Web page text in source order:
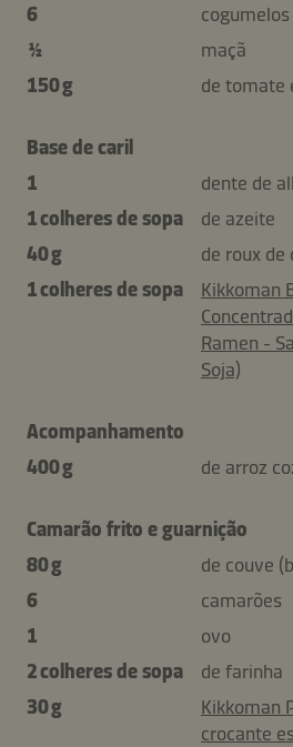
6
cogumelos
½
maçã
150 g
de tomate
Base de caril
1
dente de
1 colheres de sopa
de azeite
40 g
de roux de
1 colheres de sopa
Kikkoman
Ramen -
Soja)
Acompanhamento
400 g
de arroz
Camarão frito e guarnição
80 g
de couve
6
camarões
1
ovo
2 colheres de sopa
de farinha
30 g
Kikkoman
crocante